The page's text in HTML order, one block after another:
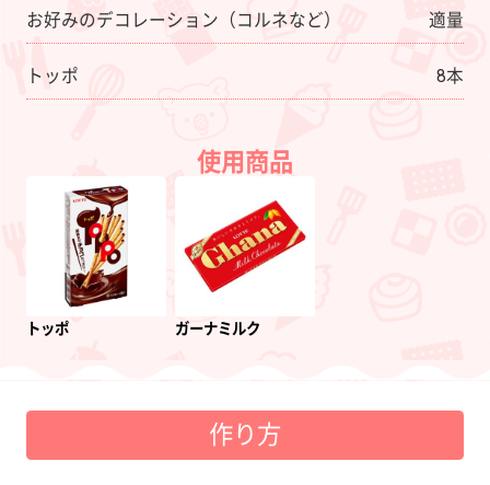
お好みのデコレーション（コルネなど） 適量
トッポ 8本
使用商品
トッポ ガーナミルク
作り方